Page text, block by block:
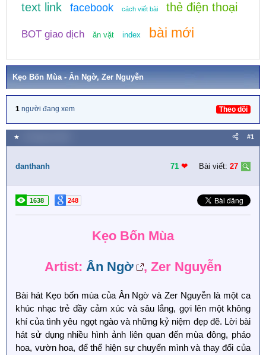
text link facebook cách viết bài thẻ điện thoại
BOT giao dịch ăn vặt index bài mới
Kẹo Bốn Mùa - Ân Ngờ, Zer Nguyễn
1 người đang xem Theo dõi
★ #1
danthanh 71 ❤︎ Bài viết: 27
1638 248
Kẹo Bốn Mùa
Artist: Ân Ngờ , Zer Nguyễn
Bài hát Kẹo bốn mùa của Ân Ngờ và Zer Nguyễn là một ca
khúc nhạc trẻ đầy cảm xúc và sâu lắng, gợi lên một không
khí của tình yêu ngọt ngào và những kỷ niệm đẹp đẽ. Lời bài
hát sử dụng nhiều hình ảnh liên quan đến mùa đông, pháo
hoa, vườn hoa, để thể hiện sự chuyển mình và thay đổi của